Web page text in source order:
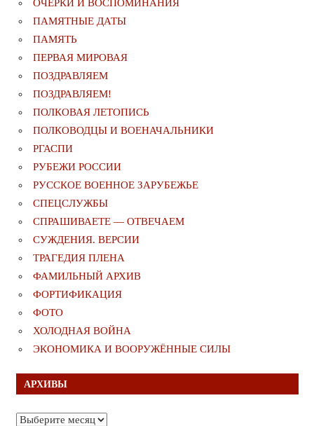
ОЧЕРКИ И ВОСПОМИНАНИЯ
ПАМЯТНЫЕ ДАТЫ
ПАМЯТЬ
ПЕРВАЯ МИРОВАЯ
ПОЗДРАВЛЯЕМ
ПОЗДРАВЛЯЕМ!
ПОЛКОВАЯ ЛЕТОПИСЬ
ПОЛКОВОДЦЫ И ВОЕНАЧАЛЬНИКИ
РГАСПИ
РУБЕЖИ РОССИИ
РУССКОЕ ВОЕННОЕ ЗАРУБЕЖЬЕ
СПЕЦСЛУЖБЫ
СПРАШИВАЕТЕ — ОТВЕЧАЕМ
СУЖДЕНИЯ. ВЕРСИИ
ТРАГЕДИЯ ПЛЕНА
ФАМИЛЬНЫЙ АРХИВ
ФОРТИФИКАЦИЯ
ФОТО
ХОЛОДНАЯ ВОЙНА
ЭКОНОМИКА И ВООРУЖЁННЫЕ СИЛЫ
АРХИВЫ
Архивы